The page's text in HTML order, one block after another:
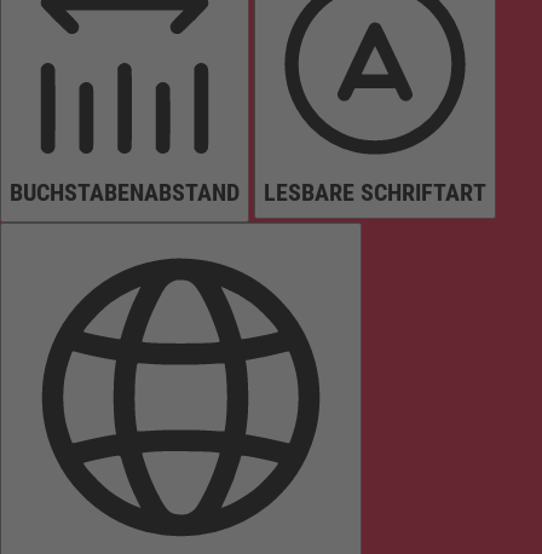
BUCHSTABENABSTAND LESBARE SCHRIFTART